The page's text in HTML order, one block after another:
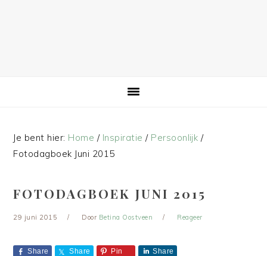
Je bent hier: Home / Inspiratie / Persoonlijk /
Fotodagboek Juni 2015
FOTODAGBOEK JUNI 2015
29 juni 2015 Door Betina Oostveen Reageer
Share Share Pin Share